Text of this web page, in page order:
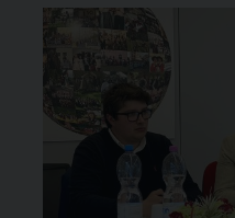
storia e tradizione